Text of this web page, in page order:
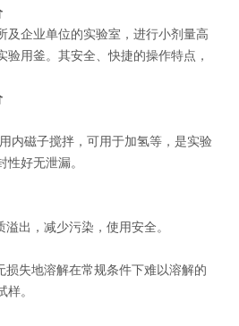
及企业单位的实验室，进行小剂量高
验用釜。其安全、快捷的操作特点，
内磁子搅拌，可用于加氢等，是实验
好无泄漏。
出，减少污染，使用安全。
损失地溶解在常规条件下难以溶解的
。